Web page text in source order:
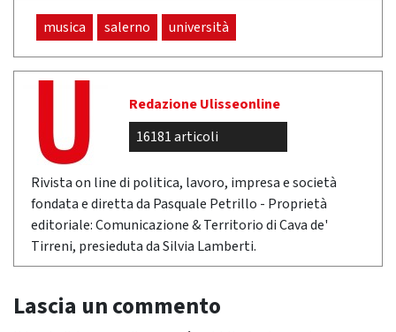
musica salerno università
Redazione Ulisseonline
16181 articoli
Rivista on line di politica, lavoro, impresa e società
fondata e diretta da Pasquale Petrillo - Proprietà
editoriale: Comunicazione & Territorio di Cava de'
Tirreni, presieduta da Silvia Lamberti.
Lascia un commento